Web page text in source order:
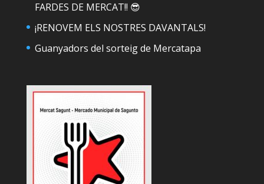
FARDES DE MERCAT!! 😎
¡RENOVEM ELS NOSTRES DAVANTALS!
Guanyadors del sorteig de Mercatapa